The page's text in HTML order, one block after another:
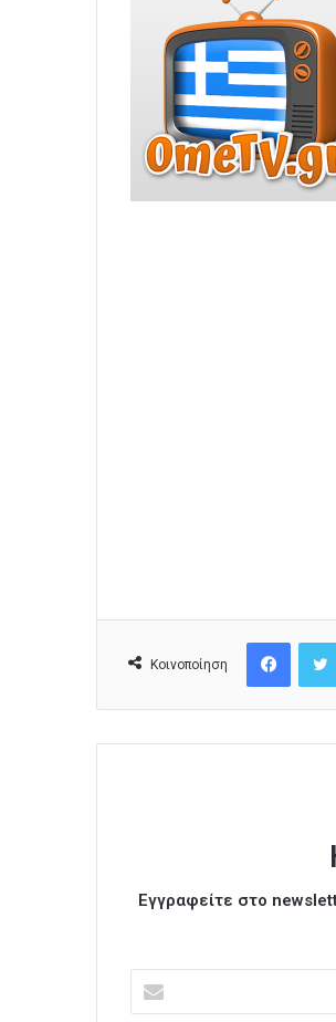
Κοινοποίηση
Εγγραφείτε στο